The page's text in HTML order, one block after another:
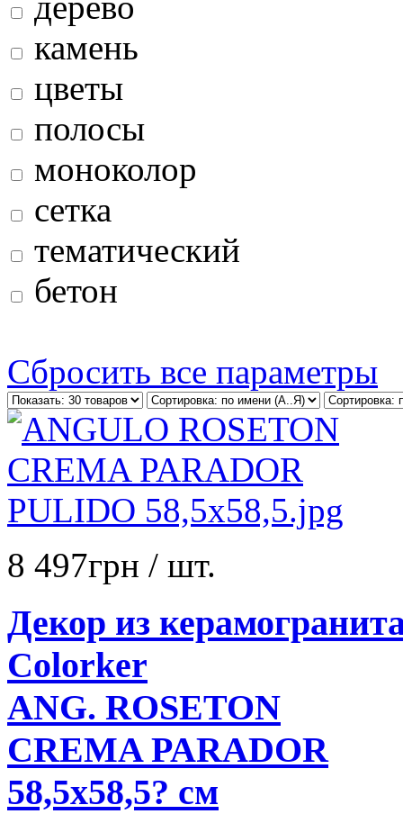
камень
цветы
полосы
моноколор
сетка
тематический
бетон
Сбросить все параметры
8 497грн / шт.
Декор из
Colorker
ANG. ROSETON
CREMA PARADOR
58,5x58,5? см